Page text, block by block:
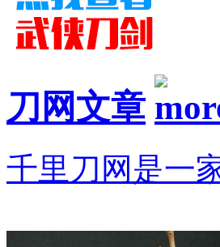
刀网文章
千里刀网是一